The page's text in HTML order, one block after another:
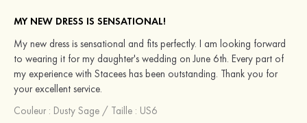
MY NEW DRESS IS SENSATIONAL!
My new dress is sensational and fits perfectly. I am looking forward
to wearing it for my daughter's wedding on June 6th. Every part of
my experience with Stacees has been outstanding. Thank you for
your excellent service.
Couleur : Dusty Sage / Taille : US6